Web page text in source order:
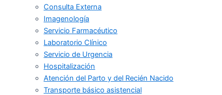
Consulta Externa
Imagenología
Servicio Farmacéutico
Laboratorio Clínico
Servicio de Urgencia
Hospitalización
Atención del Parto y del Recién Nacido
Transporte básico asistencial